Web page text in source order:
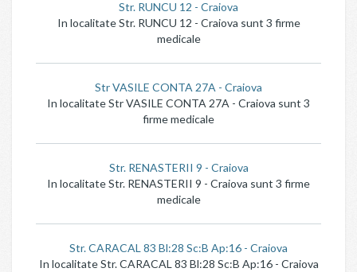
Str. RUNCU 12 - Craiova
In localitate Str. RUNCU 12 - Craiova sunt 3 firme
medicale
Str VASILE CONTA 27A - Craiova
In localitate Str VASILE CONTA 27A - Craiova sunt 3
firme medicale
Str. RENASTERII 9 - Craiova
In localitate Str. RENASTERII 9 - Craiova sunt 3 firme
medicale
Str. CARACAL 83 Bl:28 Sc:B Ap:16 - Craiova
In localitate Str. CARACAL 83 Bl:28 Sc:B Ap:16 - Craiova